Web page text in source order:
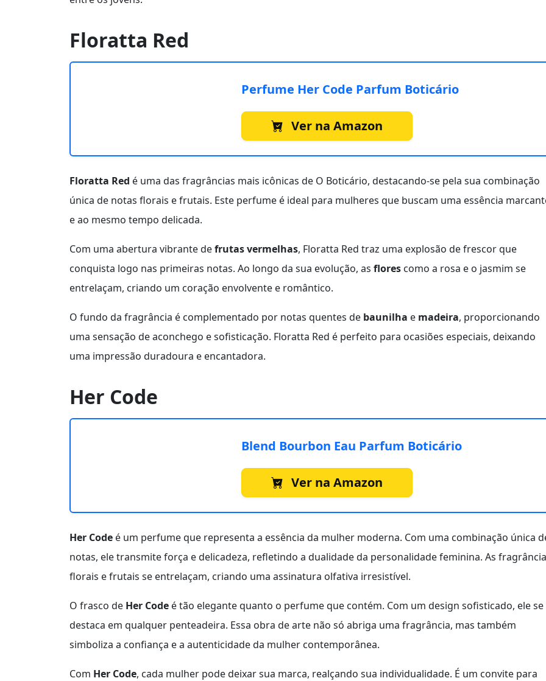
Floratta Red
Perfume Her Code Parfum Boticário
Ver na Amazon
Floratta Red é uma das fragrâncias mais icônicas de O Boticário, destacando-se pela sua combinação
única de notas florais e frutais. Este perfume é ideal para mulheres que buscam uma essência
e ao mesmo tempo delicada.
Com uma abertura vibrante defrutas vermelhas, Floratta Red traz uma explosão de frescor que
conquista logo nas primeiras notas. Ao longo da sua evolução, as flores como a rosa e o jasmim se
entrelaçam, criando um coração envolvente e romântico.
O fundo da fragrância é complementado por notas quentes de baunilha e madeira, proporcionando
uma sensação de aconchego e sofisticação. Floratta Red é perfeito para ocasiões especiais, deixando
uma impressão duradoura e encantadora.
Her Code
Blend Bourbon Eau Parfum Boticário
Ver na Amazon
Her Code é um perfume que representa a essência da mulher moderna. Com uma combinação única
notas, ele transmite força e delicadeza, refletindo a dualidade da personalidade feminina. As
florais e frutais se entrelaçam, criando uma assinatura olfativa irresistível.
O frasco de Her Code é tão elegante quanto o perfume que contém. Com um design sofisticado, ele se
destaca em qualquer penteadeira. Essa obra de arte não só abriga uma fragrância, mas também
simboliza a confiança e a autenticidade da mulher contemporânea.
Com Her Code, cada mulher pode deixar sua marca, realçando sua individualidade. É um convite para